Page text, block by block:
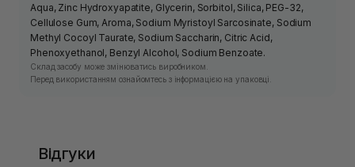
Aqua, Zinc Hydroxyapatite, Glycerin, Sorbitol, Silica, PEG-32,
Cellulose Gum, Aroma, Sodium Myristoyl Sarcosinate, Sodium
Methyl Cocoyl Taurate, Sodium Saccharin, Citric Acid,
Phenoxyethanol, Benzyl Alcohol, Sodium Benzoate.
Склад засобу може змінюватись виробником.
Перед використанням ознайомтесь з інформацією на упаковці.
Відгуки